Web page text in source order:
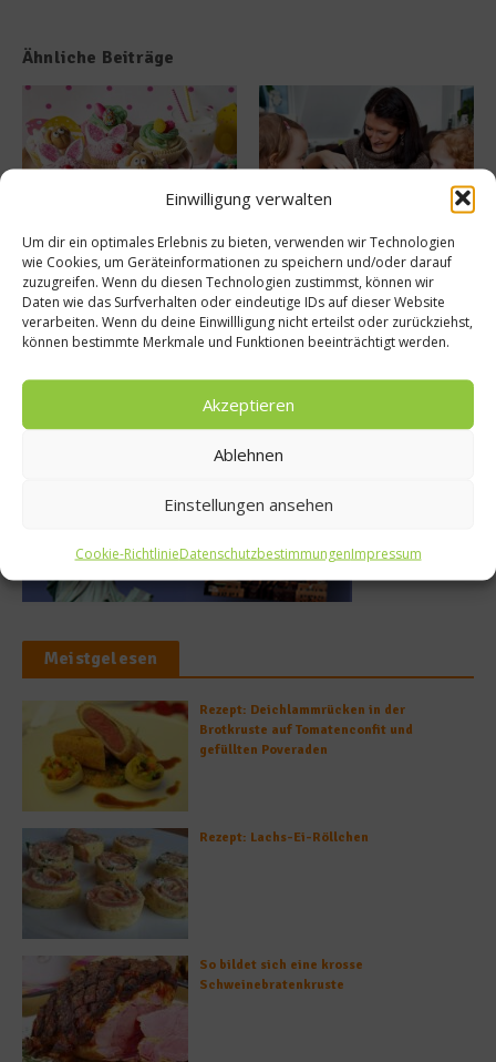
Einwilligung verwalten
Um dir ein optimales Erlebnis zu bieten, verwenden wir Technologien
wie Cookies, um Geräteinformationen zu speichern und/oder darauf
zuzugreifen. Wenn du diesen Technologien zustimmst, können wir
Daten wie das Surfverhalten oder eindeutige IDs auf dieser Website
verarbeiten. Wenn du deine Einwillligung nicht erteilst oder zurückziehst,
können bestimmte Merkmale und Funktionen beeinträchtigt werden.
Akzeptieren
Ablehnen
Einstellungen ansehen
Cookie-RichtlinieDatenschutzbestimmungenImpressum
Ähnliche Beiträge
Rezept: Lustige Oster-
Cupcakes
3. April 2020
Wie färbe ich mein Ei?
Ostereier natürlich färben
1. April 2018
Meistgelesen
Rezept: Deichlammrücken in der
Brotkruste auf Tomatenconfit und
gefüllten Poveraden
Rezept: Lachs-Ei-Röllchen
So bildet sich eine krosse
Schweinebratenkruste